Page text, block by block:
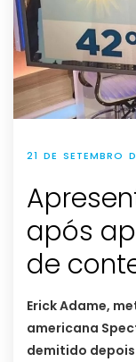
21 DE SETEMBRO
após
de
Erick Adame,
americana
demitido depois